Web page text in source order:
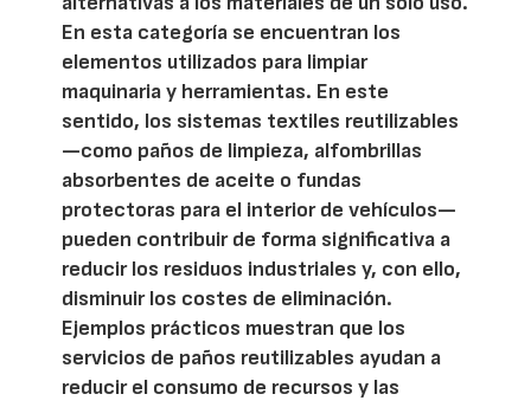
En esta categoría se encuentran los
elementos utilizados para limpiar
maquinaria y herramientas. En este
sentido, los sistemas textiles reutilizables
—como paños de limpieza, alfombrillas
absorbentes de aceite o fundas
protectoras para el interior de vehículos—
pueden contribuir de forma significativa a
reducir los residuos industriales y, con ello,
disminuir los costes de eliminación.
Ejemplos prácticos muestran que los
servicios de paños reutilizables ayudan a
reducir el consumo de recursos y las